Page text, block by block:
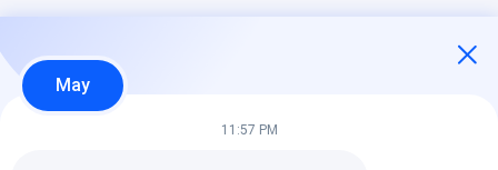
May
11:57 PM